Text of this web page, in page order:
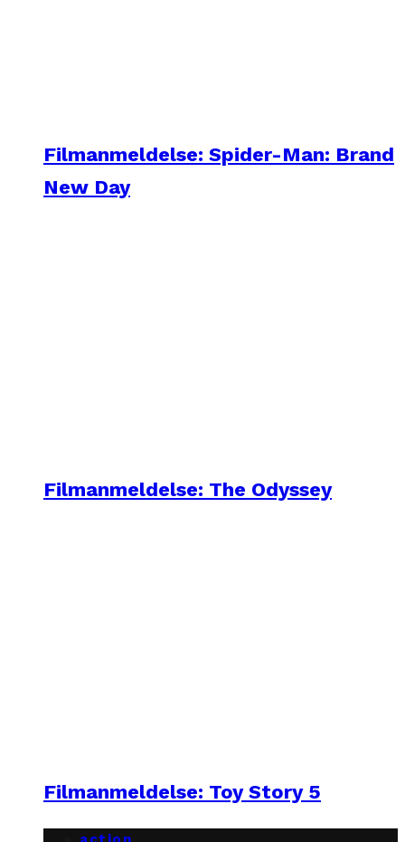
Filmanmeldelse: Spider-Man: Brand
New Day
Filmanmeldelse: The Odyssey
Filmanmeldelse: Toy Story 5